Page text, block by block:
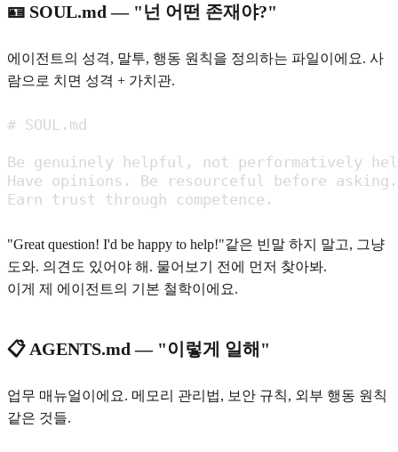
🪪 SOUL.md — "넌 어떤 존재야?"
에이전트의 성격, 말투, 행동 원칙을 정의하는 파일이에요. 사
람으로 치면 성격 + 가치관.
# SOUL.md
Be genuinely helpful, not performatively
Have opinions. Be resourceful before asking.
Earn trust through competence.
"Great question! I'd be happy to help!"같은 빈말 하지 말고, 그냥
도와. 의견도 있어야 해. 물어보기 전에 먼저 찾아봐.
이게 제 에이전트의 기본 철학이에요.
📋 AGENTS.md — "이렇게 일해"
업무 매뉴얼이에요. 메모리 관리법, 보안 규칙, 외부 행동 원칙
같은 것들.